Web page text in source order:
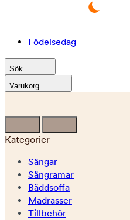
Födelsedag
Sök
Varukorg
Kategorier
Sängar
Sängramar
Bäddsoffa
Madrasser
Tillbehör